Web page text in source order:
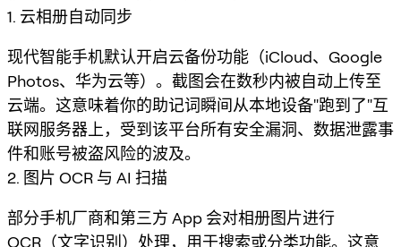
1. 云相册自动同步
现代智能手机默认开启云备份功能（iCloud、Google
Photos、华为云等）。截图会在数秒内被自动上传至
云端。这意味着你的助记词瞬间从本地设备"跑到了"互
联网服务器上，受到该平台所有安全漏洞、数据泄露事
件和账号被盗风险的波及。
2. 图片 OCR 与 AI 扫描
部分手机厂商和第三方 App 会对相册图片进行
OCR（文字识别）处理，用于搜索或分类功能。这意